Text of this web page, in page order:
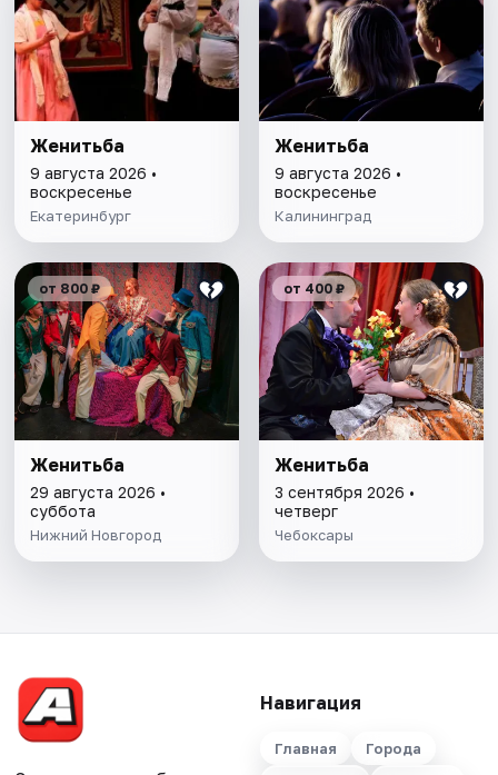
Женитьба
9 августа 2026 •
воскресенье
Екатеринбург
Женитьба
9 августа 2026 •
воскресенье
Калининград
от 800 ₽
Женитьба
29 августа 2026 •
суббота
Нижний Новгород
от 400 ₽
Женитьба
3 сентября 2026 •
четверг
Чебоксары
Навигация
Главная
Города